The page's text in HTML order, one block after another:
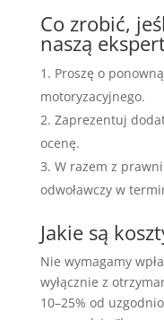
Co zrobić,
naszą
Proszę o
motoryzacyjnego.
Zaprezentuj
ocenę.
W razem z
odwoławczy w
Jakie są
Nie wymagamy
wyłącznie z
10–25% od